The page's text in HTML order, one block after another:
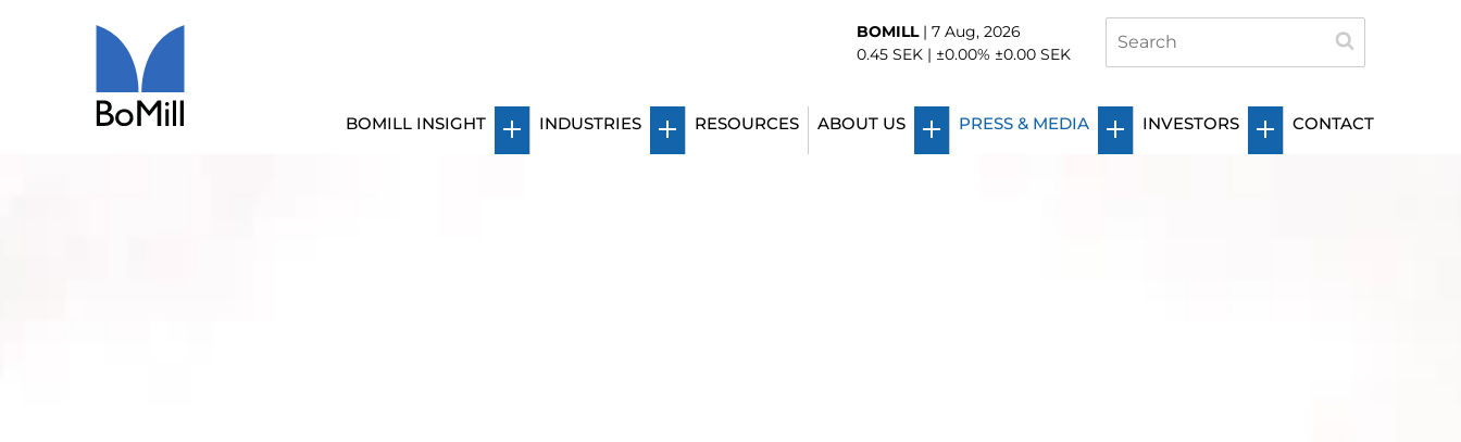
BOMILL| 7 Aug, 2026
0.45 SEK | ±0.00% ±0.00 SEK
BOMILL INSIGHT INDUSTRIES RESOURCES ABOUT US PRESS & MEDIA INVESTORS CONTACT